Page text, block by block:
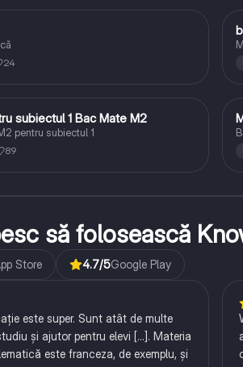
24
subiectul 1 Bac Mate M2
pentru subiectul 1
89
să folosească
Store 4.7/5Google Play
este super. Sunt atât de multe
și ajutor pentru elevi [...]. Materia
este franceza, de exemplu, și